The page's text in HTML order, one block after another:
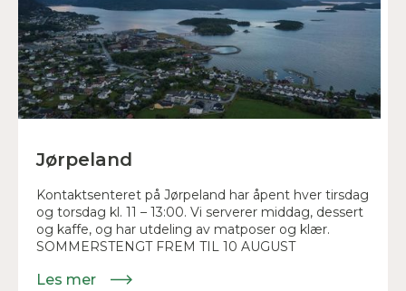
Jørpeland
Kontaktsenteret på Jørpeland har åpent hver tirsdag
og torsdag kl. 11 – 13:00. Vi serverer middag, dessert
og kaffe, og har utdeling av matposer og klær.
SOMMERSTENGT FREM TIL 10 AUGUST
Les mer